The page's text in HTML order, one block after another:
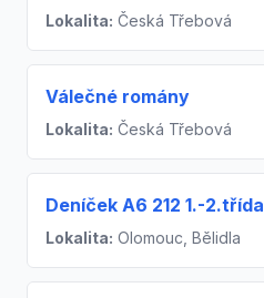
Lokalita: Česká Třebová
Válečné romány
Lokalita: Česká Třebová
Deníček A6 212 1.-2.třída
Lokalita: Olomouc, Bělidla